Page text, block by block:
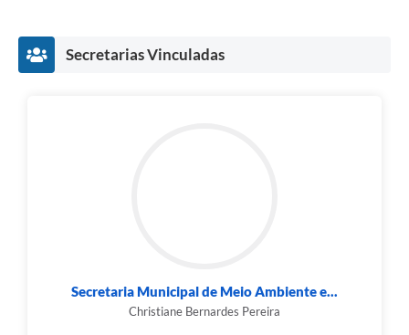
Secretarias Vinculadas
Secretaria Municipal de Meio Ambiente e...
Christiane Bernardes Pereira